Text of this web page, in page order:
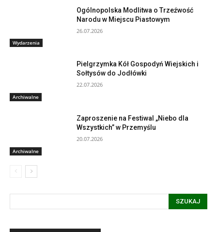
Wydarzenia
Ogólnopolska Modlitwa o Trzeźwość
Narodu w Miejscu Piastowym
26.07.2026
Archiwalne
Pielgrzymka Kół Gospodyń Wiejskich i
Sołtysów do Jodłówki
22.07.2026
Archiwalne
Zaproszenie na Festiwal „Niebo dla
Wszystkich” w Przemyślu
20.07.2026
SZUKAJ